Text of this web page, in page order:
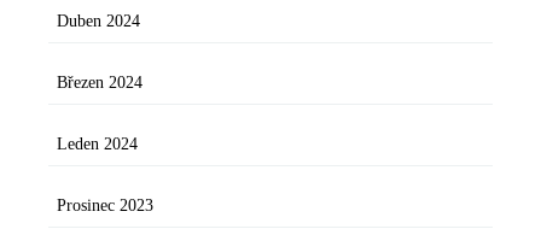
Duben 2024
Březen 2024
Leden 2024
Prosinec 2023